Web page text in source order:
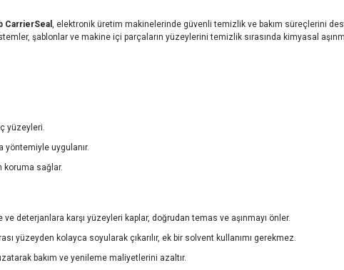
CarrierSeal
, elektronik üretim makinelerinde güvenli temizlik ve bakım süreçlerini
şablonlar ve makine içi parçaların yüzeylerini temizlik sırasında kimyasal
yüzeyleri.
yöntemiyle uygulanır.
koruma sağlar.
deterjanlara karşı yüzeyleri kaplar, doğrudan temas ve aşınmayı önler.
yüzeyden kolayca soyularak çıkarılır, ek bir solvent kullanımı gerekmez.
bakım ve yenileme maliyetlerini azaltır.